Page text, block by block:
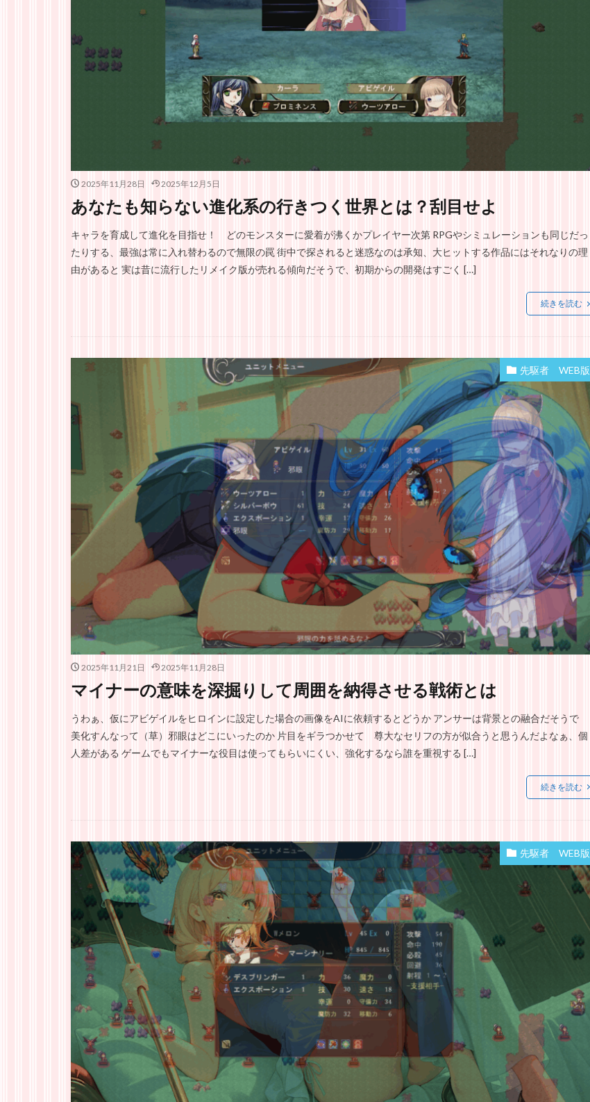
2025年11月28日 2025年12月5日
あなたも知らない進化系の行きつく世界とは？刮目せよ
キャラを育成して進化を目指せ！ どのモンスターに愛着が沸くかプレイヤー次第 RPGやシミュレーションも同じだっ
たりする、最強は常に入れ替わるので無限の罠 街中で探されると迷惑なのは承知、大ヒットする作品にはそれなりの理
由があると 実は昔に流行したリメイク版が売れる傾向だそうで、初期からの開発はすごく […]
続きを読む
先駆者 WEB版
2025年11月21日 2025年11月28日
マイナーの意味を深掘りして周囲を納得させる戦術とは
うわぁ、仮にアビゲイルをヒロインに設定した場合の画像をAIに依頼するとどうか アンサーは背景との融合だそうで
美化すんなって（草）邪眼はどこにいったのか 片目をギラつかせて 尊大なセリフの方が似合うと思うんだよなぁ、個
人差がある ゲームでもマイナーな役目は使ってもらいにくい、強化するなら誰を重視する […]
続きを読む
先駆者 WEB版